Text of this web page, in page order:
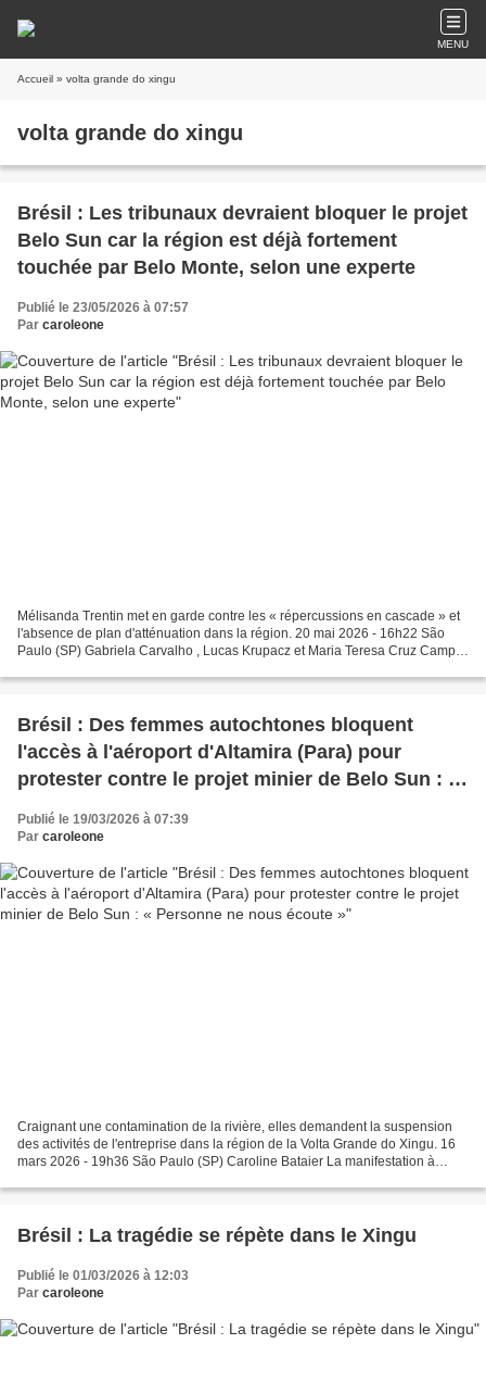
MENU
Accueil » volta grande do xingu
volta grande do xingu
Brésil : Les tribunaux devraient bloquer le projet
Belo Sun car la région est déjà fortement
touchée par Belo Monte, selon une experte
Publié le 23/05/2026 à 07:57
Par caroleone
Mélisanda Trentin met en garde contre les « répercussions en cascade » et
l'absence de plan d'atténuation dans la région. 20 mai 2026 - 16h22 São
Paulo (SP) Gabriela Carvalho , Lucas Krupacz et Maria Teresa Cruz Camp
Brésil : Des femmes autochtones bloquent
l'accès à l'aéroport d'Altamira (Para) pour
protester contre le projet minier de Belo Sun : «
Publié le 19/03/2026 à 07:39
Par caroleone
Craignant une contamination de la rivière, elles demandent la suspension
des activités de l'entreprise dans la région de la Volta Grande do Xingu. 16
mars 2026 - 19h36 São Paulo (SP) Caroline Bataier La manifestation à
Brésil : La tragédie se répète dans le Xingu
Publié le 01/03/2026 à 12:03
Par caroleone